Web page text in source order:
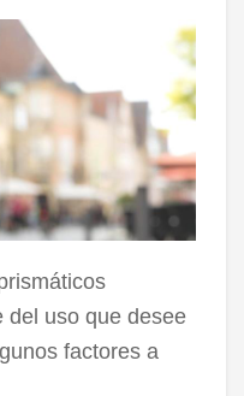
del uso que desee
factores a